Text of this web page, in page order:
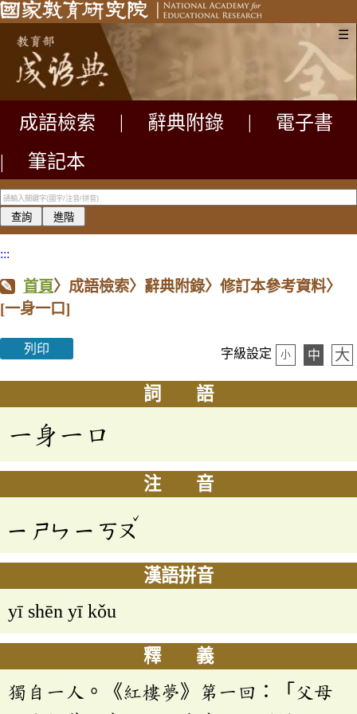
☰
成語檢索 辭典附錄
電子書
|
筆記本
:::
首頁〉成語檢索〉辭典附錄〉修訂本參考資料〉
[一身一口]
列印 字級設定 小 中 大
詞 語
一身一口
注 音
ㄧ ㄕㄣ ㄧ ㄎㄡ
ˇ
漢語拼音
yī shēn yī kǒu
釋 義
獨自一人。《紅樓夢》第一回：「父母